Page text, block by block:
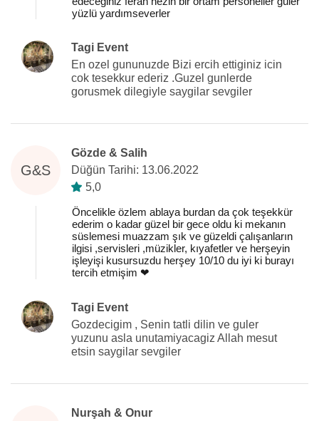
yüzlü yardımseverler
Tagi Event
En ozel gununuzde Bizi ercih ettiginiz icin
cok tesekkur ederiz .Guzel gunlerde
gorusmek dilegiyle saygilar sevgiler
G&S
Gözde & Salih
Düğün Tarihi: 13.06.2022
5,0
Öncelikle özlem ablaya burdan da çok teşekkür
ederim o kadar güzel bir gece oldu ki mekanın
süslemesi muazzam şık ve güzeldi çalışanların
ilgisi ,servisleri ,müzikler, kıyafetler ve herşeyin
işleyişi kusursuzdu herşey 10/10 du iyi ki burayı
tercih etmişim ❤️
Tagi Event
Gozdecigim , Senin tatli dilin ve guler
yuzunu asla unutamiyacagiz Allah mesut
etsin saygilar sevgiler
Nurşah & Onur